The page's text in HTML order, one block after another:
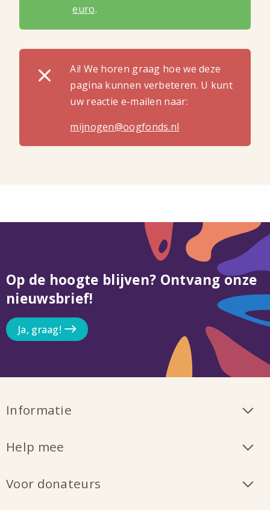
euro.
Ai! We horen graag hoe we deze
pagina kunnen verbeteren. U kunt
uw reactie e-mailen naar:
mijnogen@oogfonds.nl
Op de hoogte blijven? Ontvang onze
nieuwsbrief!
Ja, graag!
Informatie
Help mee
Voor donateurs